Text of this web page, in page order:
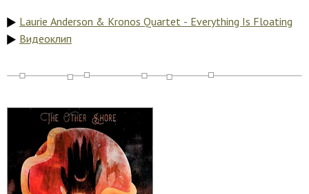
Laurie Anderson & Kronos Quartet - Everything Is Floating
Видеоклип